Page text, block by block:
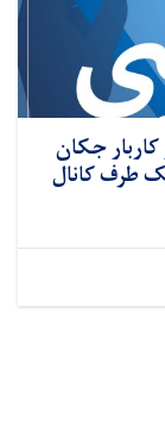
جکان
همراه با یک طرف کانال